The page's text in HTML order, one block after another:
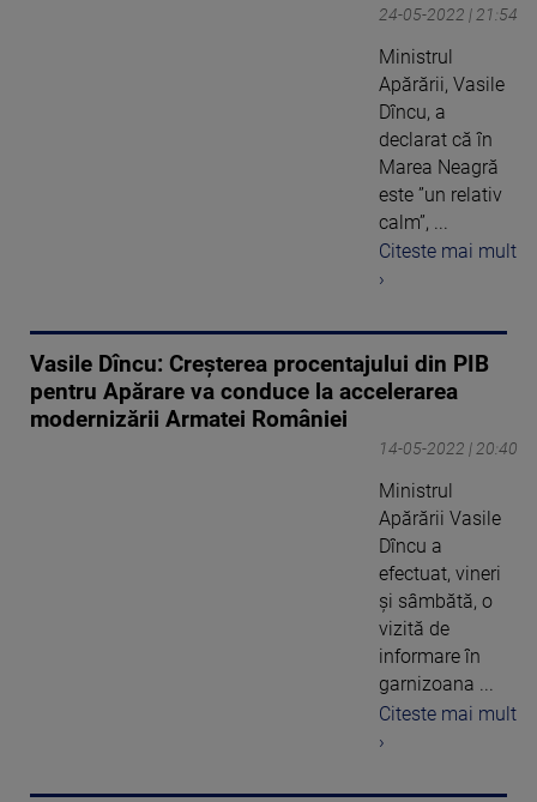
24-05-2022 | 21:54
Ministrul
Apărării, Vasile
Dîncu, a
declarat că în
Marea Neagră
este ”un relativ
calm”, ...
Citeste mai mult
›
Vasile Dîncu: Creşterea procentajului din PIB
pentru Apărare va conduce la accelerarea
modernizării Armatei României
14-05-2022 | 20:40
Ministrul
Apărării Vasile
Dîncu a
efectuat, vineri
şi sâmbătă, o
vizită de
informare în
garnizoana ...
Citeste mai mult
›